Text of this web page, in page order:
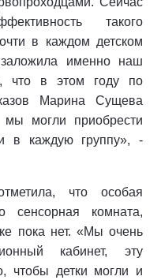
такого
в каждом детском
именно наш
что в этом году по
Марина Сущева
мы могли приобрести
в каждую группу», -
что особая
сенсорная комната,
пока нет. «Мы очень
кабинет, эту
чтобы детки могли и